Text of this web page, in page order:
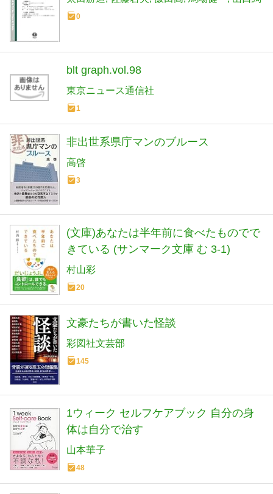
0
blt graph.vol.98
東京ニュース通信社
1
非出世系県庁マンのブルース
高啓
3
(文庫)あなたは半年前に食べたものでで
きている (サンマーク文庫 む 3-1)
村山彩
20
文豪たちが書いた怪談
彩図社文芸部
145
1ウィーク セルフケアブック 自分の身
体は自分で治す
山本華子
48